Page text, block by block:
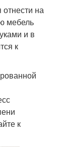
отнести на
мебель
и в
к
к